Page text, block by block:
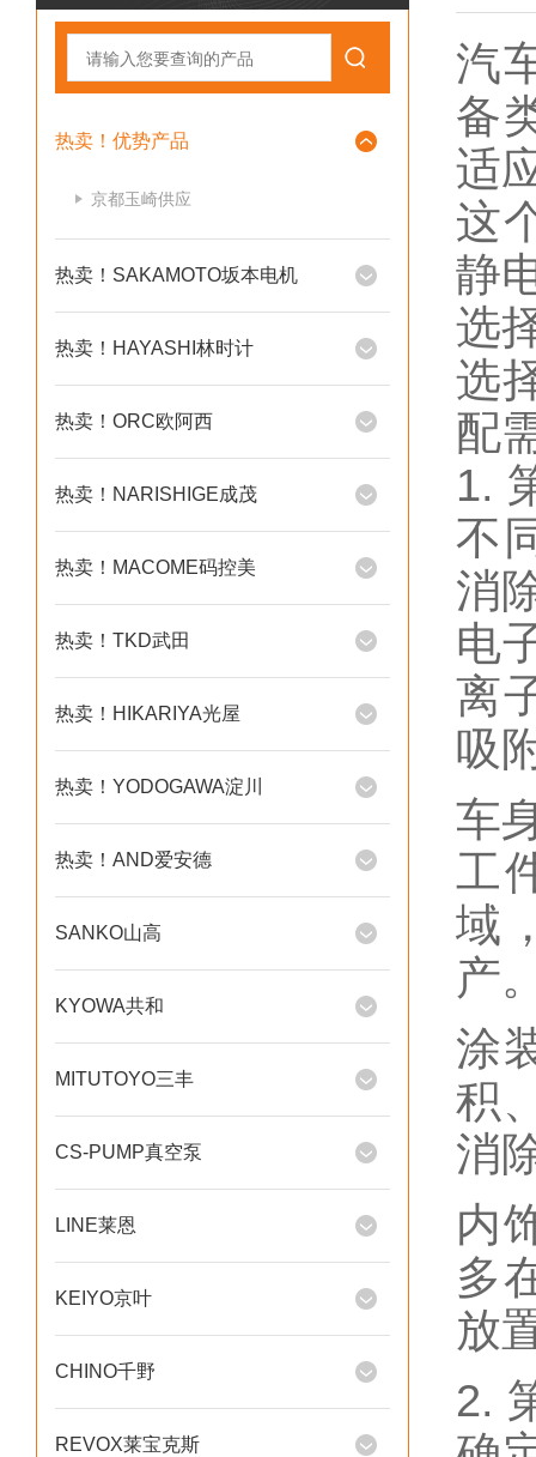
热卖！优势产品
京都玉崎供应
热卖！SAKAMOTO坂本电机
热卖！HAYASHI林时计
热卖！ORC欧阿西
热卖！NARISHIGE成茂
热卖！MACOME码控美
热卖！TKD武田
热卖！HIKARIYA光屋
热卖！YODOGAWA淀川
热卖！AND爱安德
SANKO山高
KYOWA共和
MITUTOYO三丰
CS-PUMP真空泵
LINE莱恩
KEIYO京叶
CHINO千野
REVOX莱宝克斯
汽
备
适
这
静
选
选
配
1.
不
消
电
离
吸
车
工
域
产
涂
积
消
内
多
放
2.